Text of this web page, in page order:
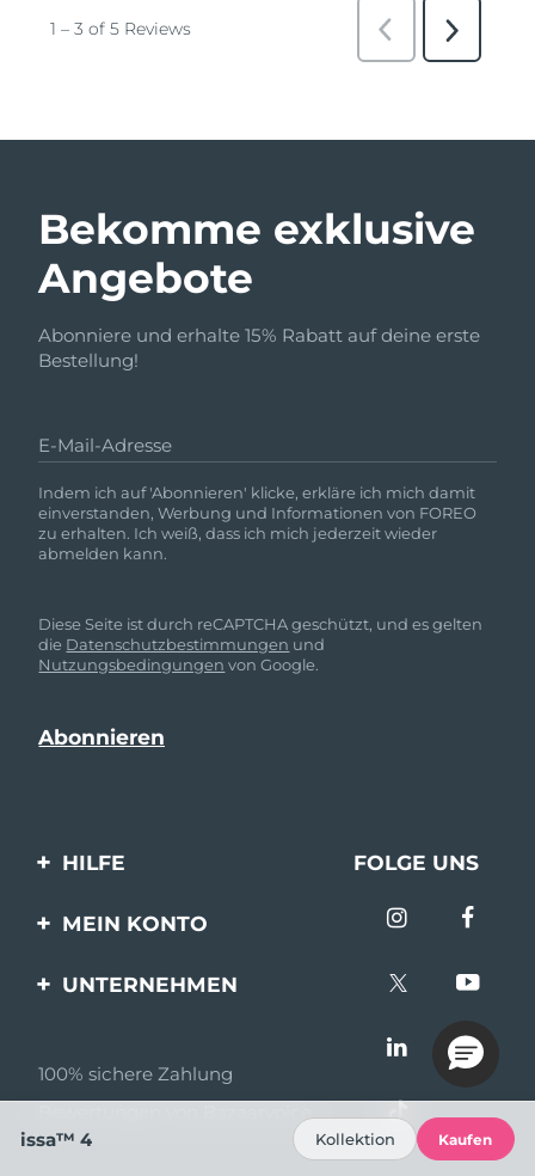
Bekomme exklusive
Angebote
Abonniere und erhalte 15% Rabatt auf deine erste
Bestellung!
E-Mail-Adresse
Indem ich auf 'Abonnieren' klicke, erkläre ich mich damit
einverstanden, Werbung und Informationen von FOREO
zu erhalten. Ich weiß, dass ich mich jederzeit wieder
abmelden kann.
Diese Seite ist durch reCAPTCHA geschützt, und es gelten
die Datenschutzbestimmungen und
Nutzungsbedingungen von Google.
HILFE
Kontaktiere uns
FOLGE UNS
MEIN KONTO
UNTERNEHMEN
Partnerprogramm
100% sichere Zahlung
issa™ 4
Kollektion Kaufen